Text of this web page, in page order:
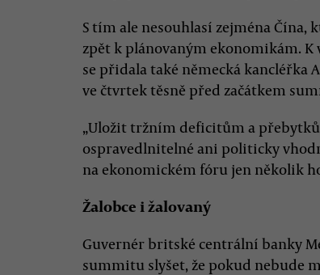
S tím ale nesouhlasí zejména
zpět k plánovaným ekonomikám.
se přidala také německá kancléřka
ve čtvrtek těsně před začátkem
„Uložit tržním deficitům a
ospravedlnitelné ani politicky
na ekonomickém fóru jen několik
Žalobce i žalovaný
Guvernér britské centrální banky
summitu slyšet, že pokud nebude